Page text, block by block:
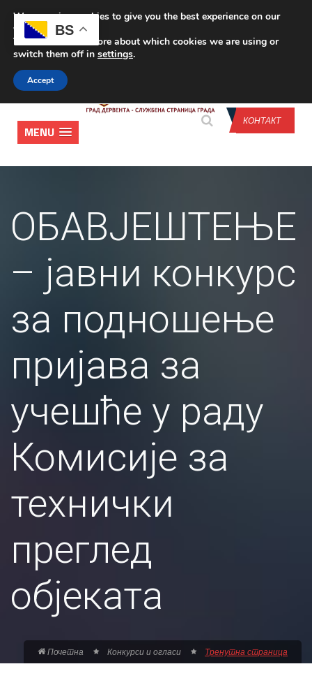
CONTACT US
КОНТАКТ
MENU
ОБАВЈЕШТЕЊЕ
– јавни конкурс
за подношење
пријава за
учешће у раду
Комисије за
технички
преглед
објеката
Почетна Конкурси и огласи Тренутна страница
BS
We are using cookies to give you the best experience on our
website.
You can find out more about which cookies we are using or
switch them off in settings.
Accept